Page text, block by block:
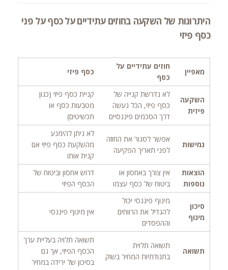
היתרונות של השקעה בחוזים עתידיים על כסף על פני
כסף פיזי
מאפיין
חוזים עתידיים על
כסף
כסף פיזי
השקעה
פיזית
לא נדרשת קנייה של
כסף פיזי, הכל נעשה
דרך הסכמים פיננסיים
קניית כסף פיזי (כגון
מטבעות כסף או
תכשיטים)
גמישות
אפשר לסגור את החוזה
לפני תאריך הפקיעה
לא ניתן להימנע
מהשקעת כסף פיזי אם
קנית אותו
הוצאות
נוספות
אין צורך באחסון או
ביטוח של כסף עצמו
דרוש אחסון וביטוח של
הכסף הפיזי
סיכון
מינוף
מינוף פיננסי יכול
להגדיל את הרווחים
וההפסדים
אין מינוף פיננסי
תשואה
תשואה תלוית
בתנודתיות המחיר בשוק
תשואה תלויה בעליית ערך
הכסף הפיזי, אך גם
בסיכון של ירידה במחיר